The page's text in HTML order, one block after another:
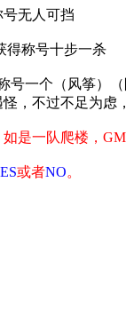
无人可挡
得称号十步一杀
号一个（风筝）
，不过不足为
是一队爬楼，
或者NO。